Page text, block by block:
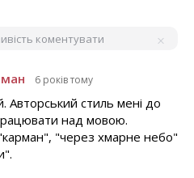
коментувати
6 років тому
Авторський стиль мені до
над мовою.
"через хмарне небо"